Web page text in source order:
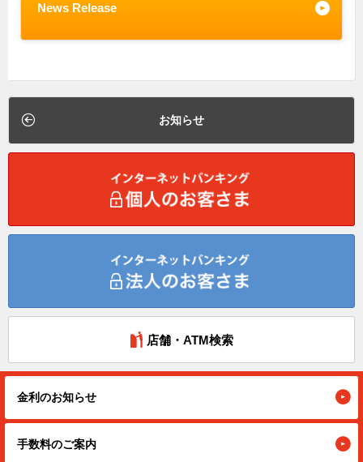
News Release
お知らせ
店舗・ATM検索
金利のお知らせ
手数料のご案内